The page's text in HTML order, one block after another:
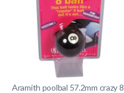
Aramith poolbal 57.2mm crazy 8